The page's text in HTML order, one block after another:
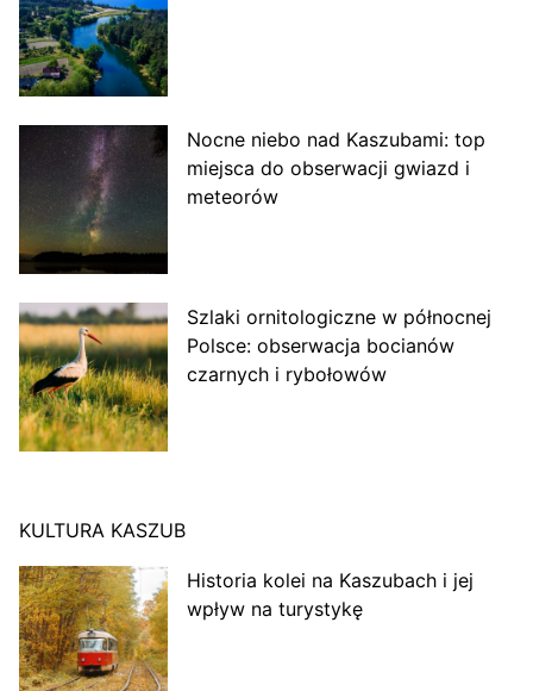
Nocne niebo nad Kaszubami: top
miejsca do obserwacji gwiazd i
meteorów
Szlaki ornitologiczne w północnej
Polsce: obserwacja bocianów
czarnych i rybołowów
KULTURA KASZUB
Historia kolei na Kaszubach i jej
wpływ na turystykę